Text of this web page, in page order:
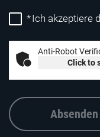
*Ich akzeptiere
Anti-Robot
Click to
Absenden